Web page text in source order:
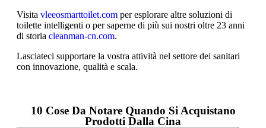
Visita vleeosmarttoilet.com per esplorare altre soluzioni di
toilette intelligenti o per saperne di più sui nostri oltre 23 anni
di storia cleanman-cn.com.
Lasciateci supportare la vostra attività nel settore dei sanitari
con innovazione, qualità e scala.
10 Cose Da Notare Quando Si Acquistano
Prodotti Dalla Cina